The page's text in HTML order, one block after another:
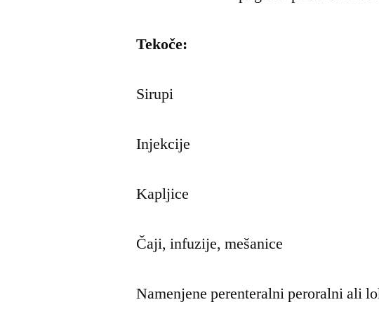
Tekoče:
Sirupi
Injekcije
Kapljice
Čaji, infuzije, mešanice
Namenjene perenteralni peroralni ali